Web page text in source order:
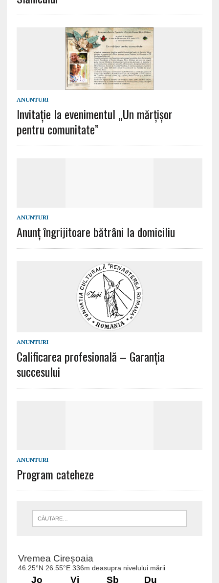
ANUNTURI
Invitaţie la evenimentul „Un mărţişor
pentru comunitate”
ANUNTURI
Anunț îngrijitoare bătrâni la domiciliu
ANUNTURI
Calificarea profesională – Garanția
succesului
ANUNTURI
Program cateheze